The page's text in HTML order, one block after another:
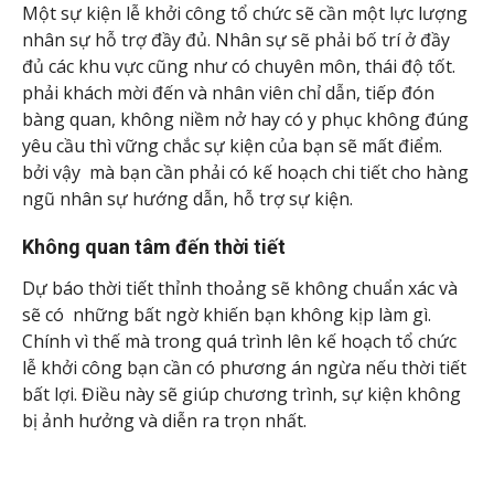
Một sự kiện lễ khởi công tổ chức sẽ cần một lực lượng
nhân sự hỗ trợ đầy đủ. Nhân sự sẽ phải bố trí ở đầy
đủ các khu vực cũng như có chuyên môn, thái độ tốt.
phải khách mời đến và nhân viên chỉ dẫn, tiếp đón
bàng quan, không niềm nở hay có y phục không đúng
yêu cầu thì vững chắc sự kiện của bạn sẽ mất điểm.
bởi vậy mà bạn cần phải có kế hoạch chi tiết cho hàng
ngũ nhân sự hướng dẫn, hỗ trợ sự kiện.
Không quan tâm đến thời tiết
Dự báo thời tiết thỉnh thoảng sẽ không chuẩn xác và
sẽ có những bất ngờ khiến bạn không kịp làm gì.
Chính vì thế mà trong quá trình lên kế hoạch tổ chức
lễ khởi công bạn cần có phương án ngừa nếu thời tiết
bất lợi. Điều này sẽ giúp chương trình, sự kiện không
bị ảnh hưởng và diễn ra trọn nhất.